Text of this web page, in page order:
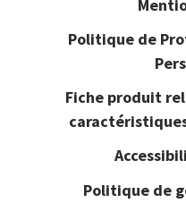
Politique de
Fiche produit
Politique de